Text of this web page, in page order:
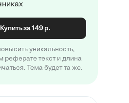
Купить за 149 р.
уникальность,
реферате текст и длина
Тема будет та же.